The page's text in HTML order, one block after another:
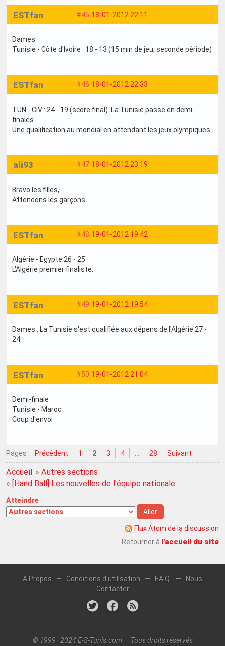
#45 18-01-2012 22:11
ESTfan
Dames
Tunisie - Côte d'Ivoire : 18 - 13 (15 min de jeu, seconde période)
#46 18-01-2012 22:33
ESTfan
TUN - CIV : 24 - 19 (score final). La Tunisie passe en demi-
finales.
Une qualification au mondial en attendant les jeux olympiques.
#47 18-01-2012 23:19
ali93
Bravo les filles,
Attendons les garçons.
#48 19-01-2012 19:42
ESTfan
Algérie - Egypte 26 - 25
L'Algérie premier finaliste.
#49 19-01-2012 19:54
ESTfan
Dames : La Tunisie s'est qualifiée aux dépens de l'Algérie 27 -
24.
#50 19-01-2012 21:04
ESTfan
Demi-finale
Tunisie - Maroc
Coup d'envoi
Pages : Précédent 1 2 3 4 28 Suivant
Accueil »Autres sections
» [Hand Ball] Les nouvelles de l'équipe nationale
Atteindre
Flux Atom de la discussion
Retourner à l'accueil du site
A Propos — Conditions d'utilisation — F.A.Q. —
Nous
Contacter
© 1999–2024 E-S-Tunis.com — Tous droits réservés